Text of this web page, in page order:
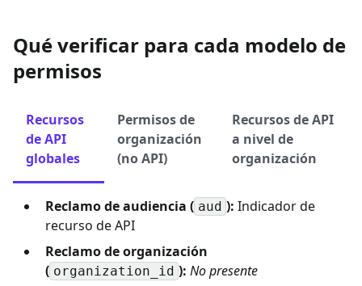
Qué verificar para cada modelo de
permisos
Recursos
de API
globales
Permisos de
organización
(no API)
Recursos de API
a nivel de
organización
Reclamo de audiencia ( aud ): Indicador de
recurso de API
Reclamo de organización
( organization_id ): No presente